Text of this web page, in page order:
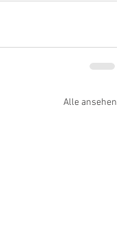
Alle ansehen